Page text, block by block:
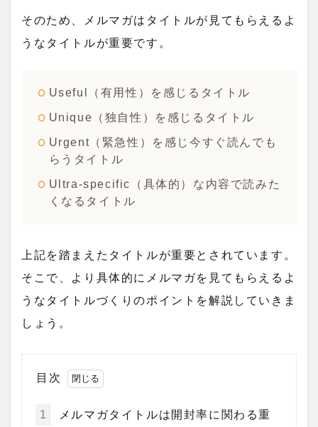
そのため、メルマガはタイトルが見てもらえるよ
うなタイトルが重要です。
Useful（有用性）を感じるタイトル
Unique（独自性）を感じるタイトル
Urgent（緊急性）を感じ今すぐ読んでも
らうタイトル
Ultra-specific（具体的）な内容で読みた
くなるタイトル
上記を踏まえたタイトルが重要とされています。
そこで、より具体的にメルマガを見てもらえるよ
うなタイトルづくりのポイントを解説していきま
しょう。
目次
1
メルマガタイトルは開封率に関わる重